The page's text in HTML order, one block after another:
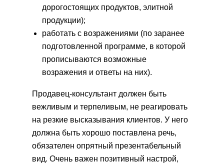
дорогостоящих продуктов, элитной
продукции);
работать с возражениями (по заранее
подготовленной программе, в которой
прописываются возможные
возражения и ответы на них).
Продавец-консультант должен быть
вежливым и терпеливым, не реагировать
на резкие высказывания клиентов. У него
должна быть хорошо поставлена речь,
обязателен опрятный презентабельный
вид. Очень важен позитивный настрой,